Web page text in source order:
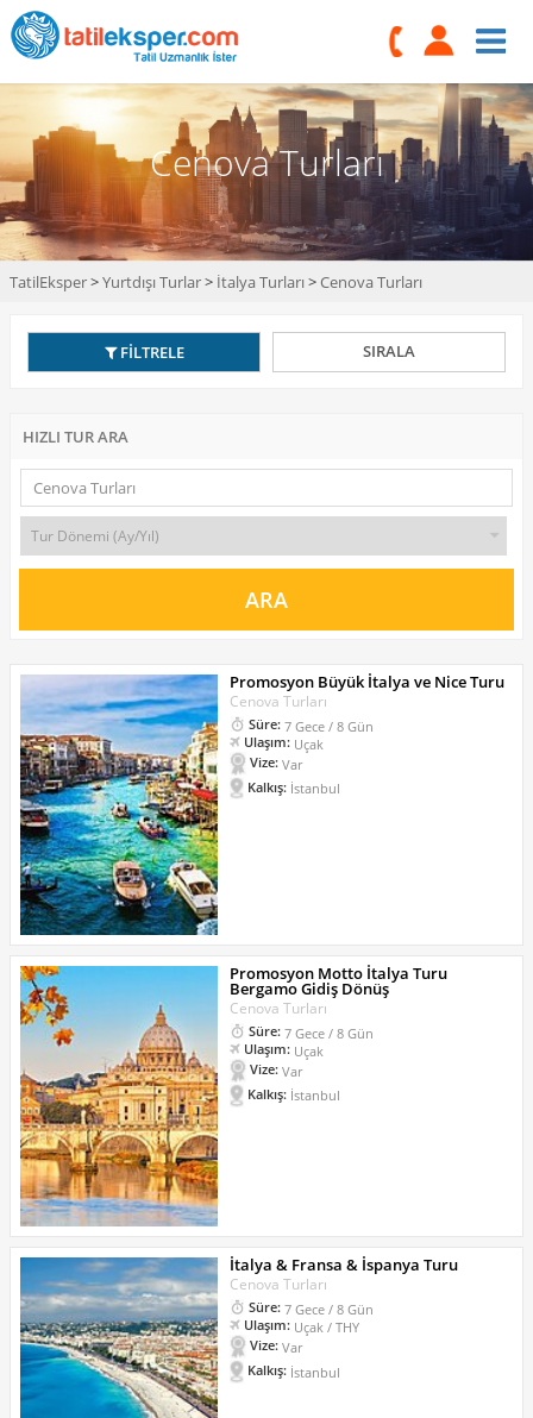
Cenova Turları
TatilEksper>Yurtdışı Turlar> İtalya Turları>Cenova Turları
FİLTRELE SIRALA
HIZLI TUR ARA
Promosyon Büyük İtalya ve Nice Turu
Cenova Turları
Süre: 7 Gece / 8 Gün
Ulaşım: Uçak
Vize: Var
Kalkış: İstanbul
Promosyon Motto İtalya Turu
Bergamo Gidiş Dönüş
Cenova Turları
Süre: 7 Gece / 8 Gün
Ulaşım: Uçak
Vize: Var
Kalkış: İstanbul
İtalya & Fransa & İspanya Turu
Cenova Turları
Süre: 7 Gece / 8 Gün
Ulaşım: Uçak / THY
Vize: Var
Kalkış: İstanbul